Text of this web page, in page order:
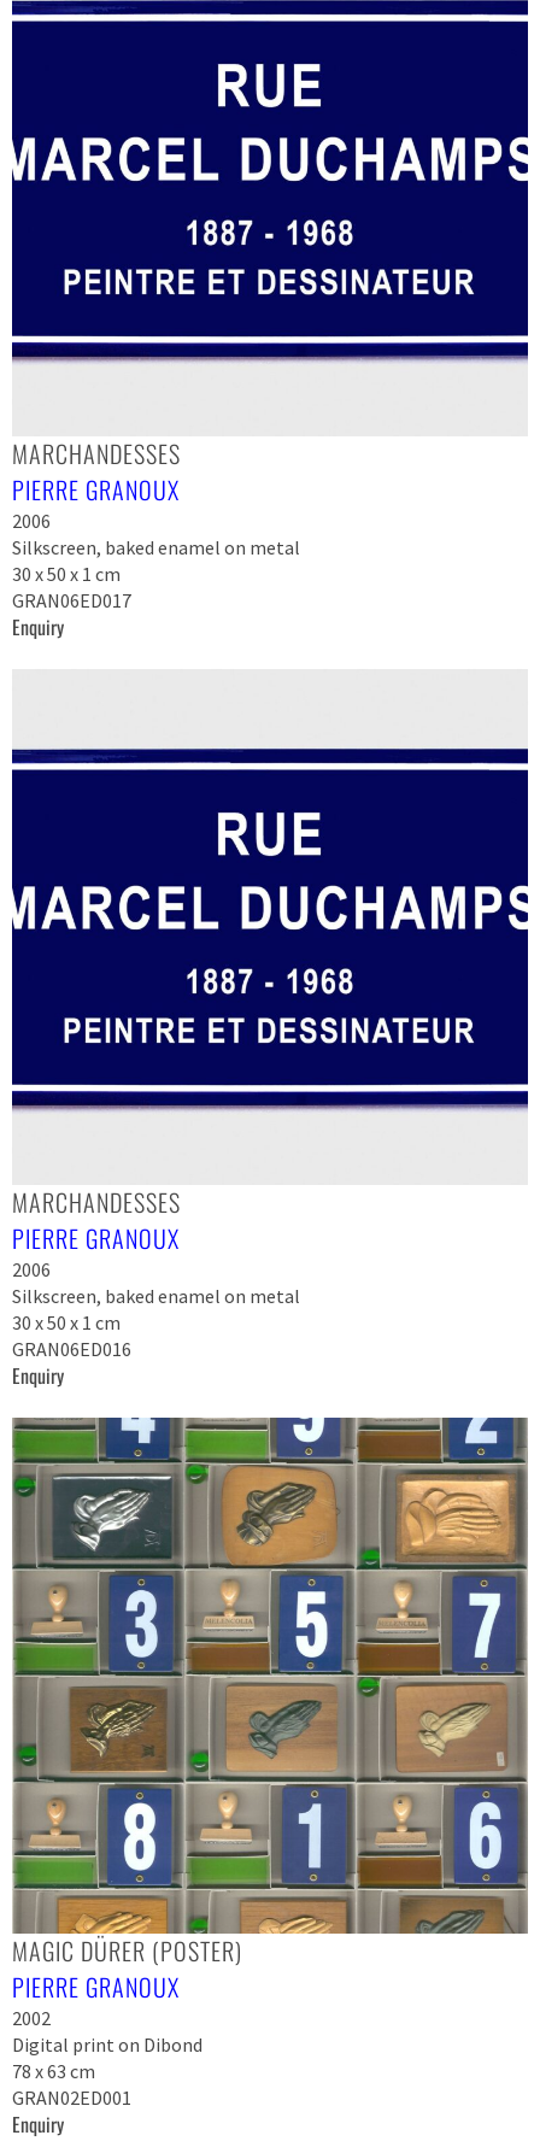
MARCHANDESSES
PIERRE GRANOUX
2006
Silkscreen, baked enamel on metal
30 x 50 x 1 cm
GRAN06ED017
Enquiry
MARCHANDESSES
PIERRE GRANOUX
2006
Silkscreen, baked enamel on metal
30 x 50 x 1 cm
GRAN06ED016
Enquiry
MAGIC DÜRER (POSTER)
PIERRE GRANOUX
2002
Digital print on Dibond
78 x 63 cm
GRAN02ED001
Enquiry